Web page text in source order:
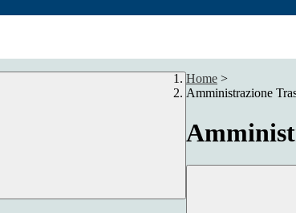
Home >
Amministrazione